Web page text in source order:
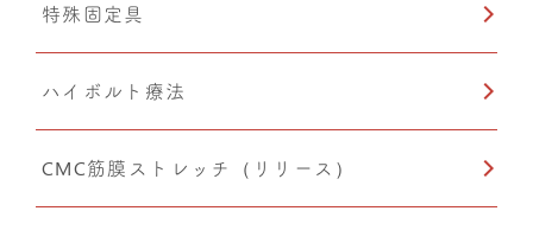
特殊固定具
ハイボルト療法
CMC筋膜ストレッチ（リリース）